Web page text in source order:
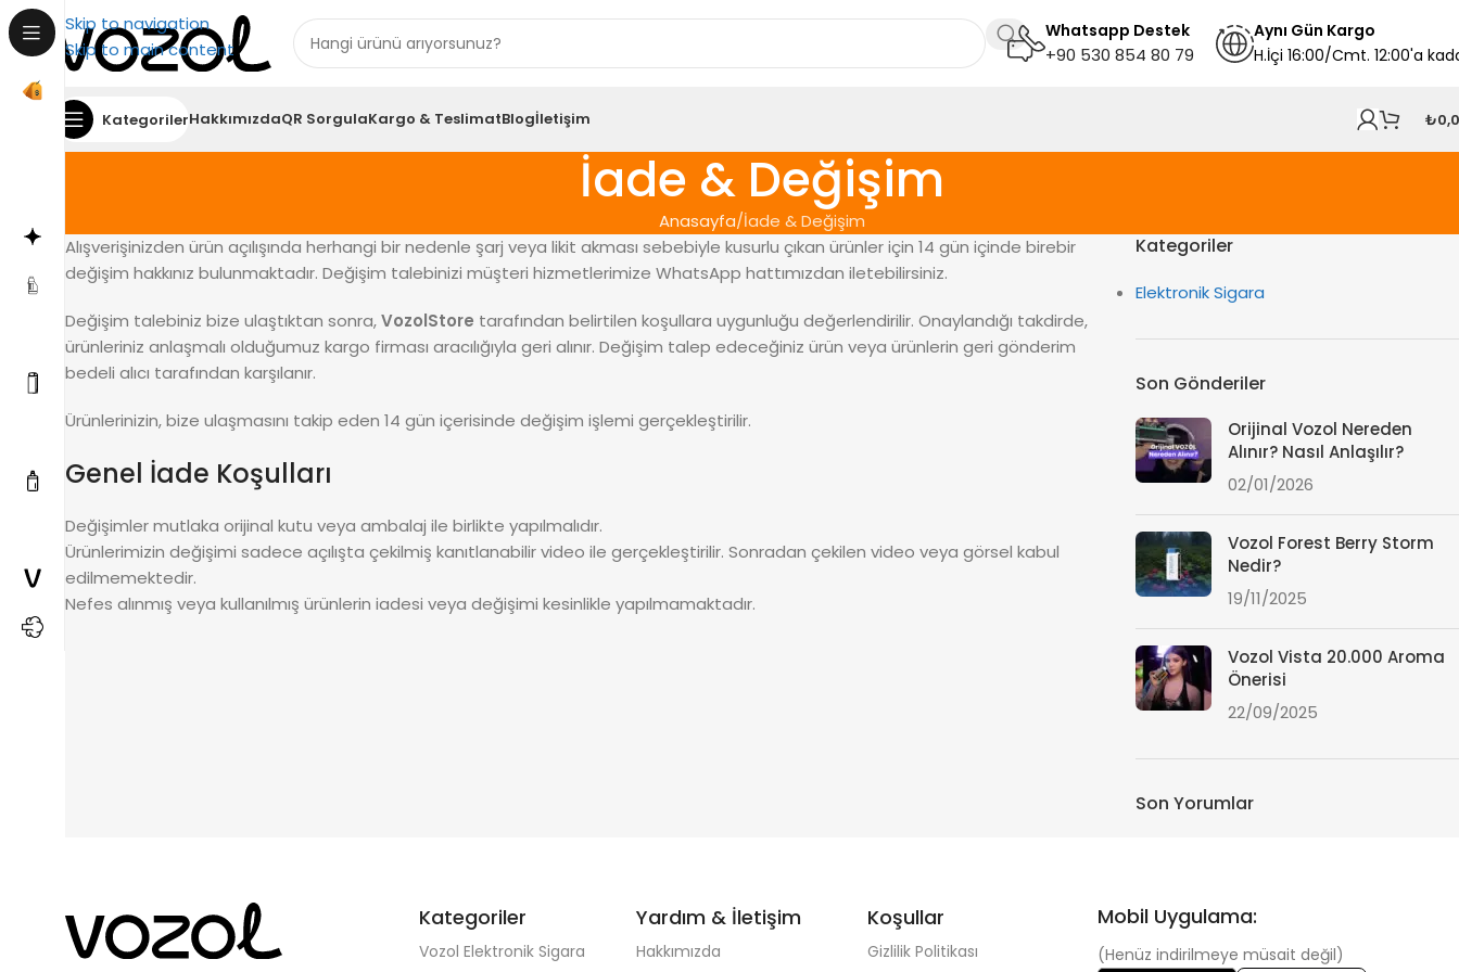
Skip to navigation
Skip to main content
Whatsapp Destek
+90 530 854 80 79
Aynı Gün Kargo
H.İçi 16:00/Cmt. 12:00'a
KategorilerHakkımızdaQR SorgulaKargo & TeslimatBlogİletişim ₺
İade & Değişim
Anasayfa İade & Değişim
Alışverişinizden ürün açılışında herhangi bir nedenle şarj veya likit akması sebebiyle kusurlu çıkan ürünler için 14 gün içinde birebir
değişim hakkınız bulunmaktadır. Değişim talebinizi müşteri hizmetlerimize WhatsApp hattımızdan iletebilirsiniz.
Değişim talebiniz bize ulaştıktan sonra,VozolStore tarafından belirtilen koşullara uygunluğu değerlendirilir. Onaylandığı takdirde,
ürünleriniz anlaşmalı olduğumuz kargo firması aracılığıyla geri alınır. Değişim talep edeceğiniz ürün veya ürünlerin geri gönderim
bedeli alıcı tarafından karşılanır.
Ürünlerinizin, bize ulaşmasını takip eden 14 gün içerisinde değişim işlemi gerçekleştirilir.
Genel İade Koşulları
Değişimler mutlaka orijinal kutu veya ambalaj ile birlikte yapılmalıdır.
Ürünlerimizin değişimi sadece açılışta çekilmiş kanıtlanabilir video ile gerçekleştirilir. Sonradan çekilen video veya görsel kabul
edilmemektedir.
Nefes alınmış veya kullanılmış ürünlerin iadesi veya değişimi kesinlikle yapılmamaktadır.
Kategoriler
Elektronik Sigara
Son Gönderiler
Orijinal Vozol Nereden
Alınır? Nasıl Anlaşılır?
02/01/2026
Vozol Forest Berry Storm
Nedir?
19/11/2025
Vozol Vista 20.000 Aroma
Önerisi
22/09/2025
Son Yorumlar
Kategoriler
Vozol Elektronik Sigara
Yardım & İletişim
Hakkımızda
Koşullar
Gizlilik Politikası
Mobil Uygulama:
(Henüz indirilmeye müsait değil)